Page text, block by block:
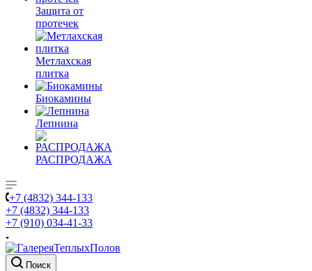
Защита от
протечек
Метлахская
плитка
Биокамины
Лепнина
РАСПРОДАЖА
+7 (4832) 344-133
+7 (4832) 344-133
+7 (910) 034-41-33
Поиск